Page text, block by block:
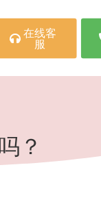
在线客
服
？